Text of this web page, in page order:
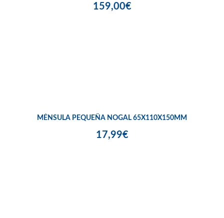
159,00€
MÉNSULA PEQUEÑA NOGAL 65X110X150MM
17,99€